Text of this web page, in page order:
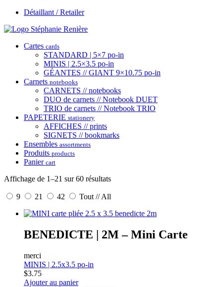
Détaillant / Retailer
Cartes cards
STANDARD | 5×7 po-in
MINIS | 2.5×3.5 po-in
GÉANTES // GIANT 9×10.75 po-in
Carnets notebooks
CARNETS // notebooks
DUO de carnets // Notebook DUET
TRIO de carnets // Notebook TRIO
PAPETERIE stationery
AFFICHES // prints
SIGNETS // bookmarks
Ensembles assortments
Produits products
Panier cart
Affichage de 1–21 sur 60 résultats
9 21 42 Tout // All
BENEDICTE | 2M – Mini Carte
merci
MINIS | 2.5x3.5 po-in
$3.75
Ajouter au panier